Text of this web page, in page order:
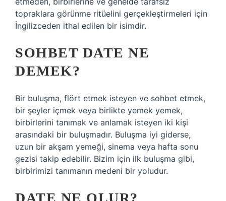
topraklara görünme ritüelini gerçekleştirmeleri için
İngilizceden ithal edilen bir isimdir.
SOHBET DATE NE
DEMEK?
Bir buluşma, flört etmek isteyen ve sohbet etmek,
bir şeyler içmek veya birlikte yemek yemek,
birbirlerini tanımak ve anlamak isteyen iki kişi
arasındaki bir buluşmadır. Buluşma iyi giderse,
uzun bir akşam yemeği, sinema veya hafta sonu
gezisi takip edebilir. Bizim için ilk buluşma gibi,
birbirimizi tanımanın medeni bir yoludur.
DATE NE OLUR?